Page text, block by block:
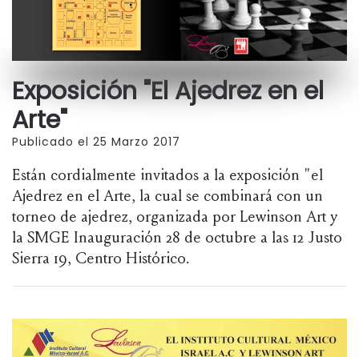
Exposición "El Ajedrez en el
Arte"
Publicado el 25 Marzo 2017
Están cordialmente invitados a la exposición "el
Ajedrez en el Arte, la cual se combinará con un
torneo de ajedrez, organizada por Lewinson Art y
la SMGE Inauguración 28 de octubre a las 12 Justo
Sierra 19, Centro Histórico.